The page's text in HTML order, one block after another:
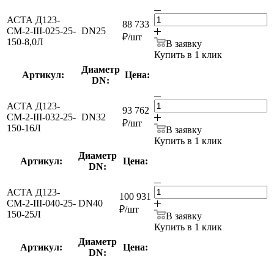
АСТА Д123-
СМ-2-III-025-25-
150-8,0Л
DN25
88 733
₽/шт
В заявку
Купить в 1 клик
Артикул:
Диаметр
DN:
Цена:
АСТА Д123-
СМ-2-III-032-25-
150-16Л
DN32
93 762
₽/шт
В заявку
Купить в 1 клик
Артикул:
Диаметр
DN:
Цена:
АСТА Д123-
СМ-2-III-040-25-
150-25Л
DN40
100 931
₽/шт
В заявку
Купить в 1 клик
Артикул:
Диаметр
DN:
Цена: